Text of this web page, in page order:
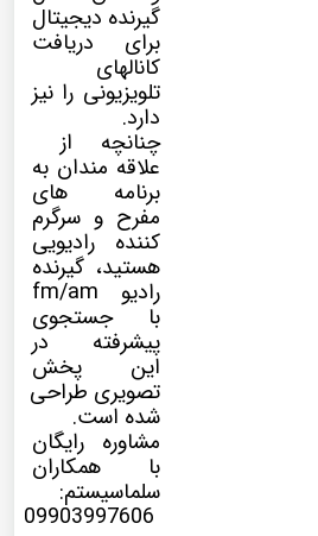
گیرنده دیجیتال
برای دریافت
کانالهای
تلویزیونی را نیز
دارد.
چنانچه از
علاقه مندان به
برنامه های
مفرح و سرگرم
کننده رادیویی
هستید، گیرنده
رادیو fm/am
با جستجوی
پیشرفته در
این پخش
تصویری طراحی
شده است.
مشاوره رایگان
با همکاران
سلماسیستم:
09903997606